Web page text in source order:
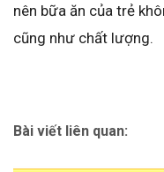
nên bữa ăn của trẻ
cũng như chất lượng.
Bài viết liên quan: